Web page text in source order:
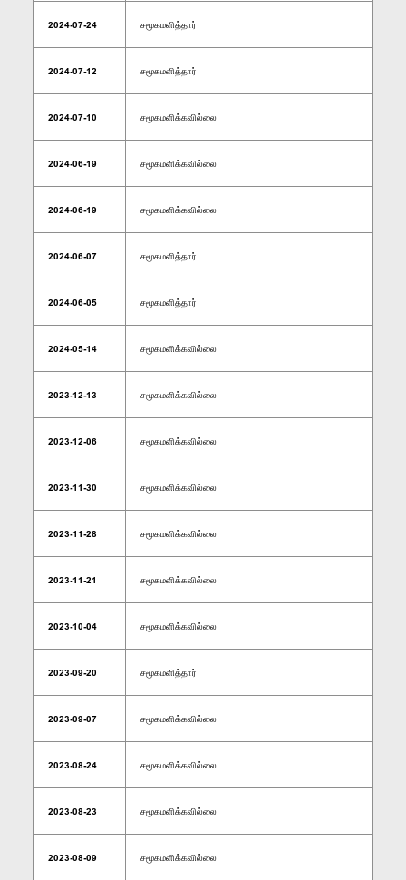
2024-07-24 சமூகமளித்தார்
2024-07-12 சமூகமளித்தார்
2024-07-10 சமூகமளிக்கவில்லை
2024-06-19 சமூகமளிக்கவில்லை
2024-06-19 சமூகமளிக்கவில்லை
2024-06-07 சமூகமளித்தார்
2024-06-05 சமூகமளித்தார்
2024-05-14 சமூகமளிக்கவில்லை
2023-12-13 சமூகமளிக்கவில்லை
2023-12-06 சமூகமளிக்கவில்லை
2023-11-30 சமூகமளிக்கவில்லை
2023-11-28 சமூகமளிக்கவில்லை
2023-11-21 சமூகமளிக்கவில்லை
2023-10-04 சமூகமளிக்கவில்லை
2023-09-20 சமூகமளித்தார்
2023-09-07 சமூகமளிக்கவில்லை
2023-08-24 சமூகமளிக்கவில்லை
2023-08-23 சமூகமளிக்கவில்லை
2023-08-09 சமூகமளிக்கவில்லை